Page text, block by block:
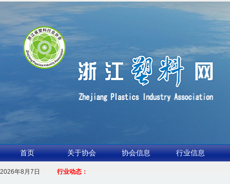
首页 关于协会 协会信息 行业信息
2026年8月7日 行业动态：
1.聚力产业链 共启新征程